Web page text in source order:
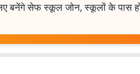
बनेंगे सेफ स्कूल जोन, स्कूलों के पास